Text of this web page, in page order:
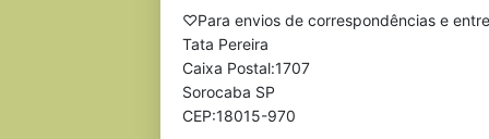
♡Para envios de correspondências e
Tata Pereira
Caixa Postal:1707
Sorocaba SP
CEP:18015-970